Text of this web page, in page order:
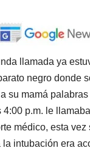
llamada ya
negro donde
su mamá
4:00 p.m. le
médico, esta vez
intubación era